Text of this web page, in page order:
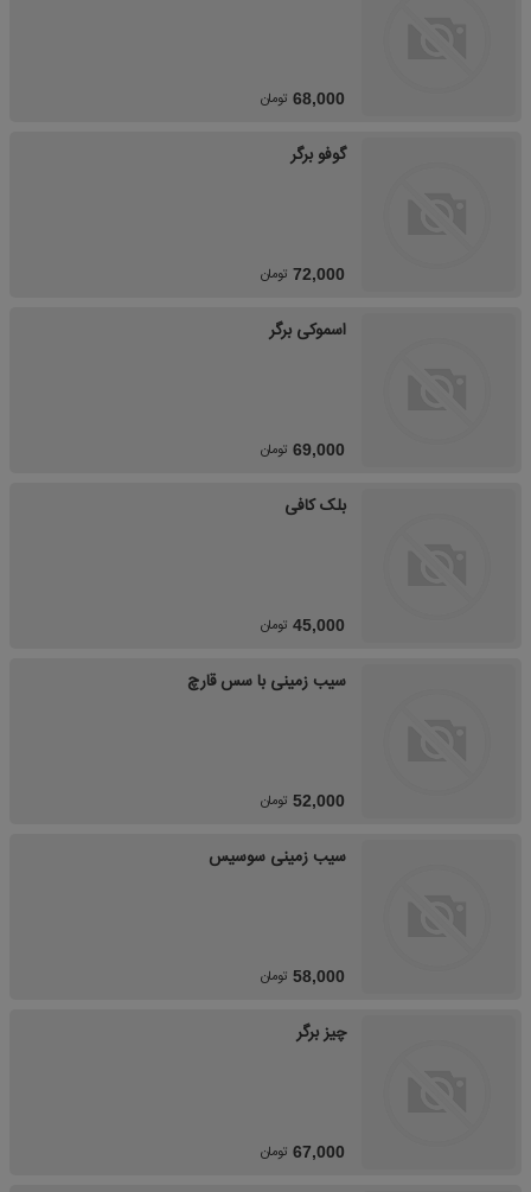
68,000 تومان
گوفو برگر
72,000 تومان
اسموکی برگر
69,000 تومان
بلک کافی
45,000 تومان
سیب زمینی با سس قارچ
52,000 تومان
سیب زمینی سوسیس
58,000 تومان
چیز برگر
67,000 تومان